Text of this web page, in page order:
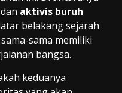
dan aktivis buruh
belakang sejarah
sama memiliki
bangsa.
keduanya